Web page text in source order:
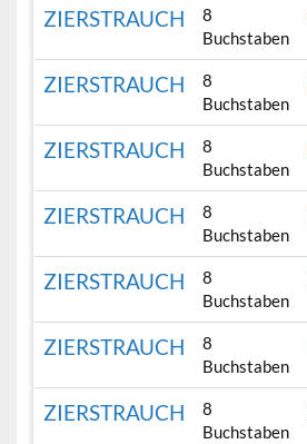
ZIERSTRAUCH
8
Buchstaben
ZIERSTRAUCH
8
Buchstaben
ZIERSTRAUCH
8
Buchstaben
ZIERSTRAUCH
8
Buchstaben
ZIERSTRAUCH
8
Buchstaben
ZIERSTRAUCH
8
Buchstaben
ZIERSTRAUCH
8
Buchstaben